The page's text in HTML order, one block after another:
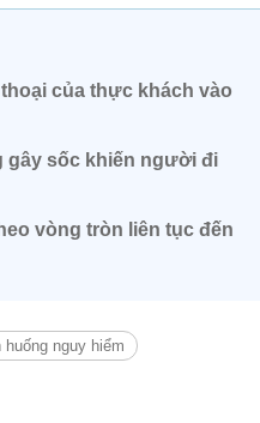
của thực khách vào
gây sốc khiến người đi
vòng tròn liên tục đến
huống nguy hiểm